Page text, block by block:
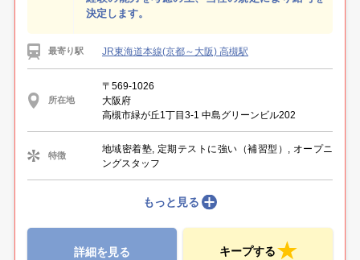
決定します。
最寄り駅 JR東海道本線(京都～大阪) 高槻駅
所在地
〒569-1026
大阪府
高槻市緑が丘1丁目3-1 中島グリーンビル202
特徴
地域密着塾, 定期テストに強い（補習型）, オープニ
ングスタッフ
もっと見る
詳細を見る キープする